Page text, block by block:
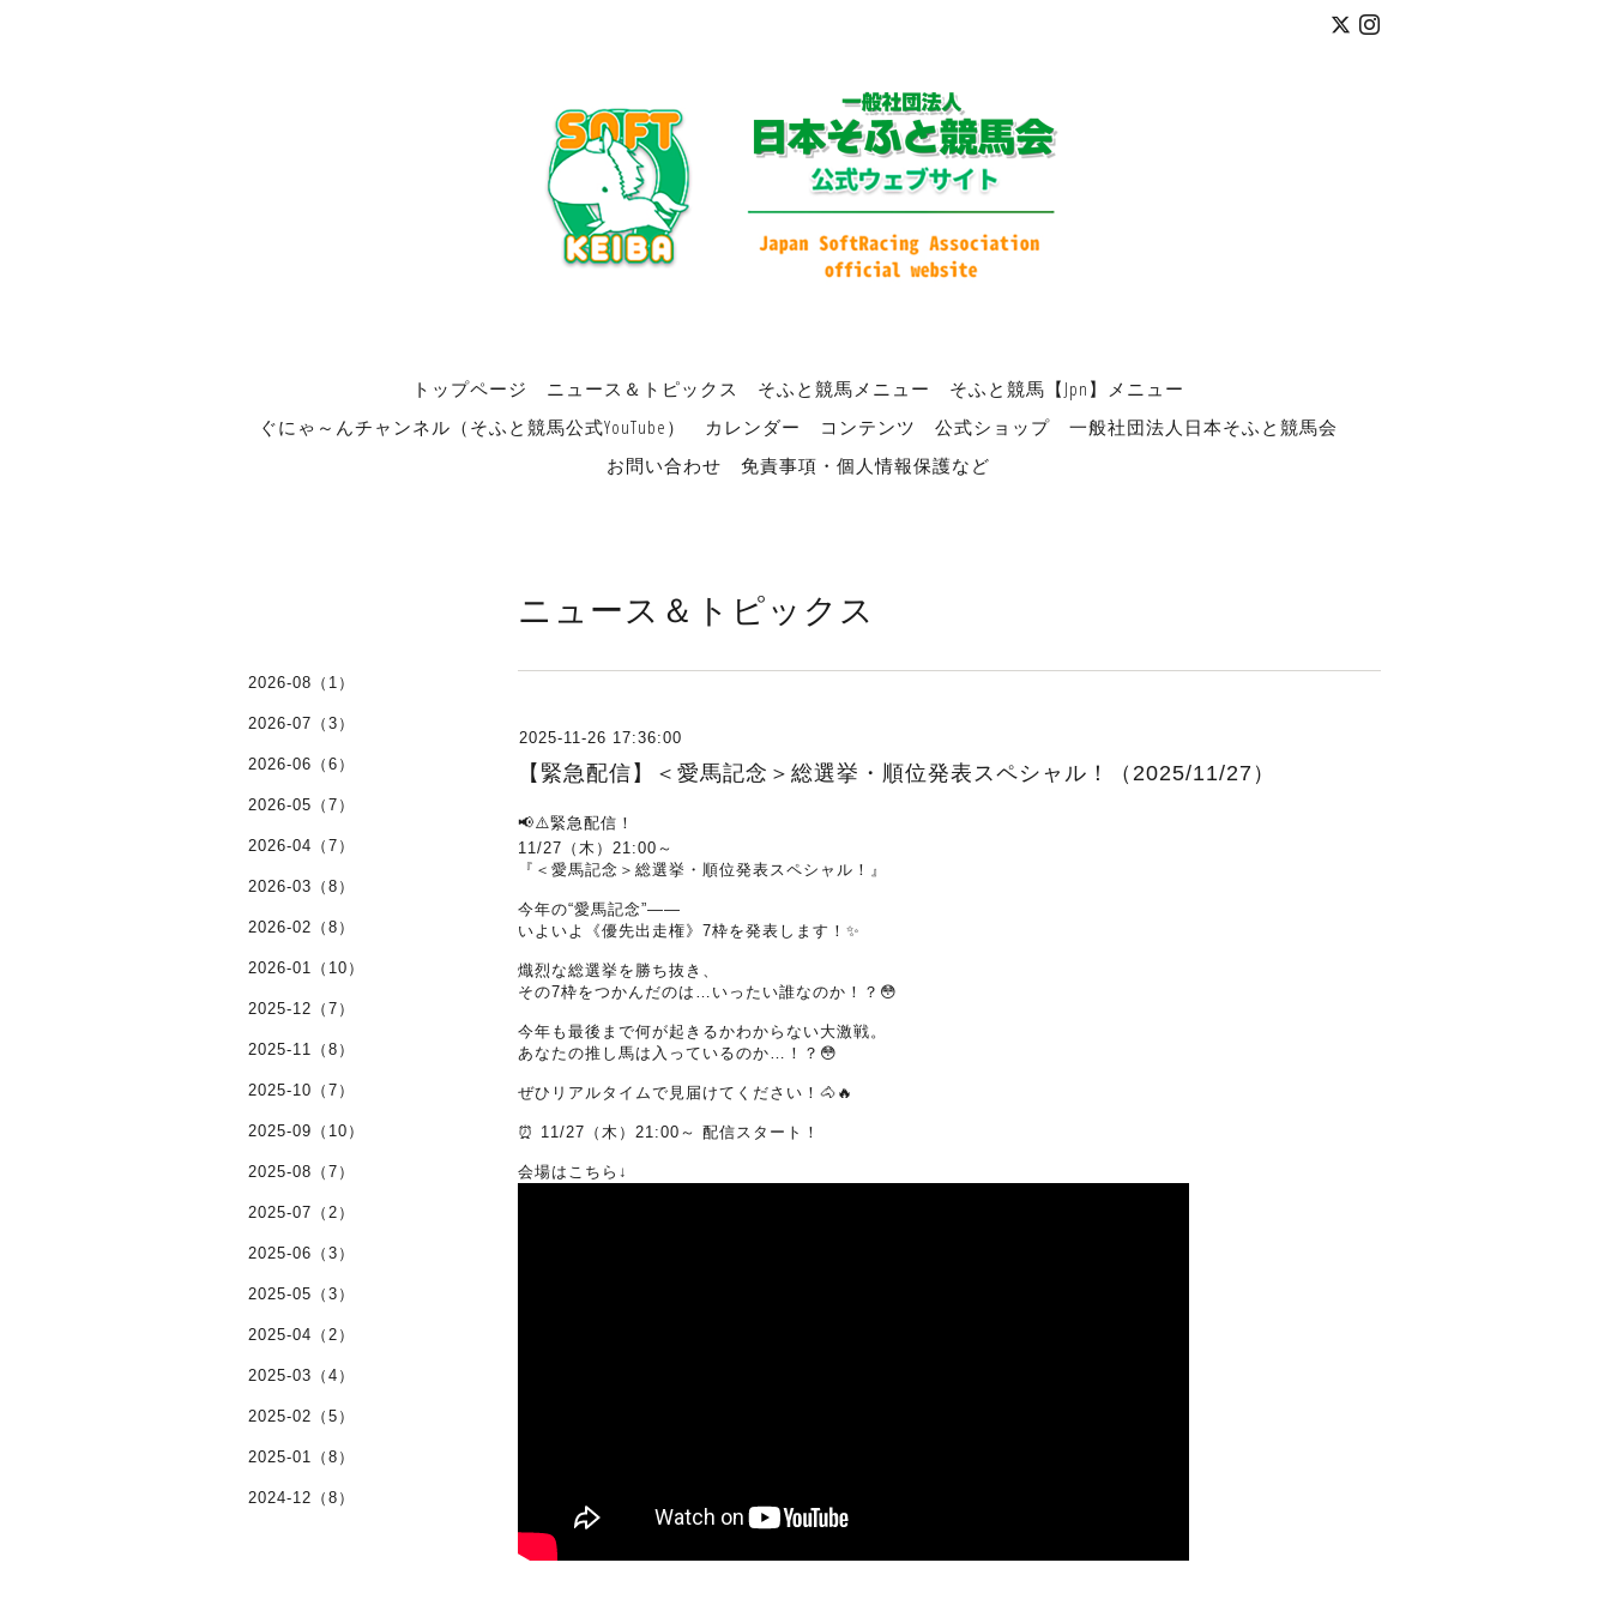
トップページ ニュース＆トピックス そふと競馬メニュー
そふと競馬【Jpn】メニュー
ぐにゃ～んチャンネル（そふと競馬公式YouTube）
カレンダー コンテンツ 公式ショップ
一般社団法人日本そふと競馬会
お問い合わせ
免責事項・個人情報保護など
ニュース＆トピックス
2025-11-26 17:36:00
【緊急配信】＜愛馬記念＞総選挙・順位発表スペシャル！（2025/11/27）
📢⚠️緊急配信！
11/27（木）21:00～
『＜愛馬記念＞総選挙・順位発表スペシャル！』
今年の“愛馬記念”――
いよいよ《優先出走権》7枠を発表します！✨
熾烈な総選挙を勝ち抜き、
その7枠をつかんだのは…いったい誰なのか！？😳
今年も最後まで何が起きるかわからない大激戦。
あなたの推し馬は入っているのか…！？😳
ぜひリアルタイムで見届けてください！🐴🔥
⏰ 11/27（木）21:00～ 配信スタート！
会場はこちら↓
2026-08（1）
2026-07（3）
2026-06（6）
2026-05（7）
2026-04（7）
2026-03（8）
2026-02（8）
2026-01（10）
2025-12（7）
2025-11（8）
2025-10（7）
2025-09（10）
2025-08（7）
2025-07（2）
2025-06（3）
2025-05（3）
2025-04（2）
2025-03（4）
2025-02（5）
2025-01（8）
2024-12（8）